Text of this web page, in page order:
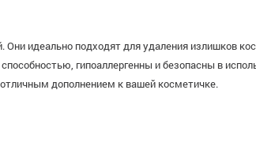
идеально подходят для удаления излишков
гипоаллергенны и безопасны в
дополнением к вашей косметичке.